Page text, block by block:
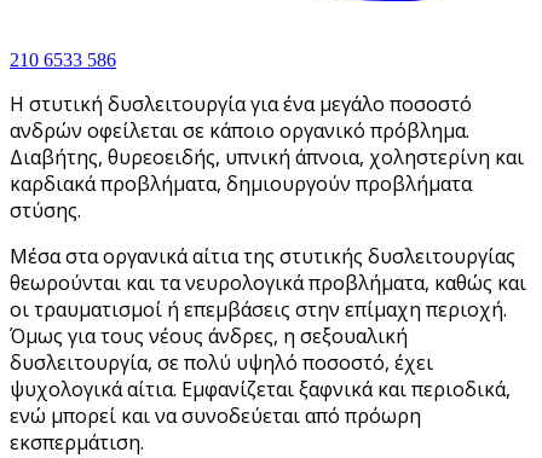
210 6533 586
Η στυτική δυσλειτουργία για ένα μεγάλο ποσοστό
ανδρών οφείλεται σε κάποιο οργανικό πρόβλημα.
Διαβήτης, θυρεοειδής, υπνική άπνοια, χοληστερίνη και
καρδιακά προβλήματα, δημιουργούν προβλήματα
στύσης.
Μέσα στα οργανικά αίτια της στυτικής δυσλειτουργίας
θεωρούνται και τα νευρολογικά προβλήματα, καθώς και
οι τραυματισμοί ή επεμβάσεις στην επίμαχη περιοχή.
Όμως για τους νέους άνδρες, η σεξουαλική
δυσλειτουργία, σε πολύ υψηλό ποσοστό, έχει
ψυχολογικά αίτια. Εμφανίζεται ξαφνικά και περιοδικά,
ενώ μπορεί και να συνοδεύεται από πρόωρη
εκσπερμάτιση.